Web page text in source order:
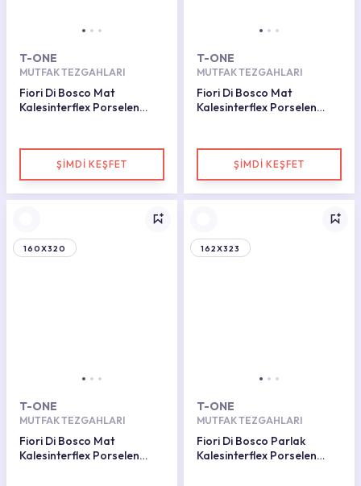
T-ONE
MUTFAK TEZGAHLARI
Fiori Di Bosco Mat
Kalesinterflex Porselen
ŞİMDİ KEŞFET
T-ONE
MUTFAK TEZGAHLARI
Fiori Di Bosco Mat
Kalesinterflex Porselen
ŞİMDİ KEŞFET
160X320
T-ONE
MUTFAK TEZGAHLARI
Fiori Di Bosco Mat
Kalesinterflex Porselen
162X323
T-ONE
MUTFAK TEZGAHLARI
Fiori Di Bosco Parlak
Kalesinterflex Porselen